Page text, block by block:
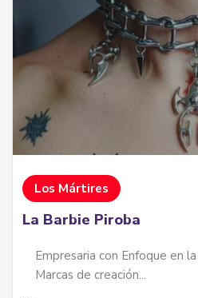
Los Mártires
La Barbie Piroba
Empresaria con Enfoque en
Marcas de creación...